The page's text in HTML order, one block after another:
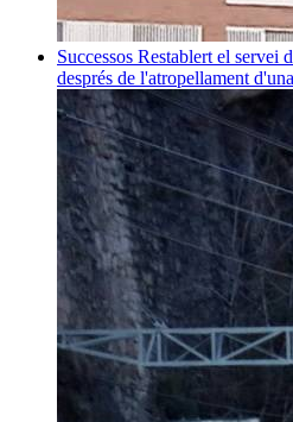
Successos Restablert el servei
després de l'atropellament